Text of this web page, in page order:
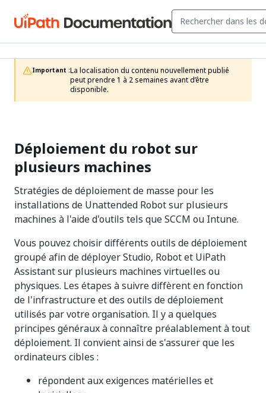
Important :La localisation du contenu nouvellement publié
peut prendre 1 à 2 semaines avant d’être
disponible.
Déploiement du robot sur
plusieurs machines
Stratégies de déploiement de masse pour les
installations de Unattended Robot sur plusieurs
machines à l'aide d'outils tels que SCCM ou Intune.
Vous pouvez choisir différents outils de déploiement
groupé afin de déployer Studio, Robot et UiPath
Assistant sur plusieurs machines virtuelles ou
physiques. Les étapes à suivre diffèrent en fonction
de l'infrastructure et des outils de déploiement
utilisés par votre organisation. Il y a quelques
principes généraux à connaître préalablement à tout
déploiement. Il convient ainsi de s'assurer que les
ordinateurs cibles :
répondent aux exigences matérielles et